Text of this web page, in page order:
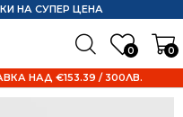
0 0
НА СУПЕР ЦЕНА
НАД €153.39 / 300ЛВ.